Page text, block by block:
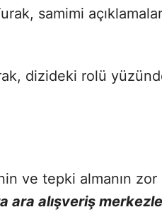
samimi
dizideki rolü
ve tepki almanın zor
ara alışveriş